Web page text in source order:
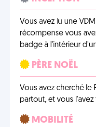
Vous avez lu une
récompense vous
badge à l'intérieur
PÈRE NOËL
Vous avez cherché le
partout, et vous l'avez
MOBILITÉ